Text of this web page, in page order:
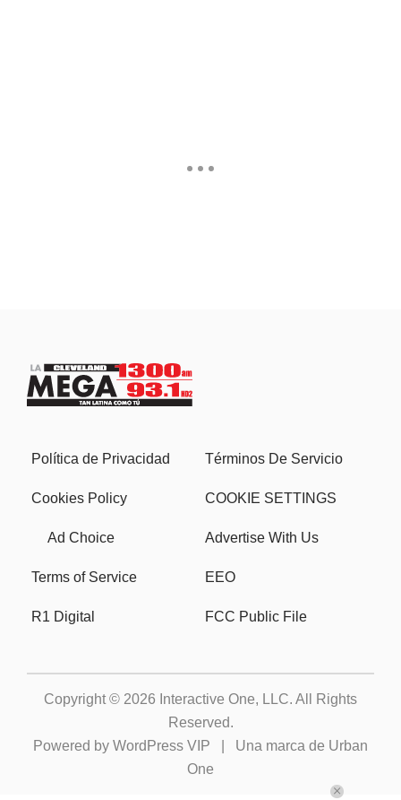
Política de Privacidad Términos De Servicio
Cookies Policy COOKIE SETTINGS
Ad Choice Advertise With Us
Terms of Service EEO
R1 Digital FCC Public File
Copyright © 2026 Interactive One, LLC. All Rights
Reserved.
Powered by WordPress VIP
Una marca de Urban
One